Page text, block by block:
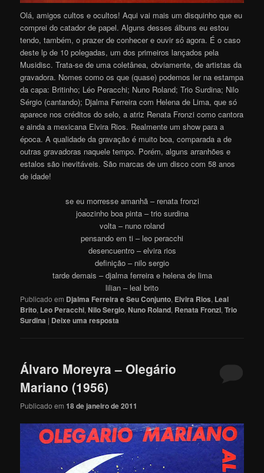
Olá, amigos cultos e ocultos! Aqui vai mais um disquinho que eu
comprei do catador de papel. Alguns desses álbuns eu estou
tendo, também, o prazer de conhecer e ouvir só agora. É o caso
deste lp de 10 polegadas, um dos primeiros lançados pela
Musidisc. Trata-se de uma coletânea, obviamente, de artistas da
gravadora. Nomes como os que (quase) podemos ler na estampa
da capa: Britinho; Léo Peracchi; Nuno Roland; Trio Surdina; Nilo
Sérgio (cantando); Djalma Ferreira com Helena de Lima, que só
aparece nos créditos do selo, a atriz Renata Fronzi como cantora
e ainda a mexicana Elvira Rios. Realmente um show para a
época. A qualidade da gravação é muito boa, comparada a de
outras gravadoras naquele tempo. Porém, alguns arranhões e
estalos são inevitáveis. São marcas de um disco com 58 anos
de idade!
se eu morresse amanhã – renata fronzi
joaozinho boa pinta – trio surdina
volta – nuno roland
pensando em ti – leo peracchi
desencuentro – elvira rios
definição – nilo sergio
tarde demais – djalma ferreira e helena de lima
lilian – leal brito
Publicado em Djalma Ferreira e Seu Conjunto, Elvira Rios, Leal
Brito, Leo Peracchi,Nilo Sergio,Nuno Roland, Renata Fronzi,Trio
Surdina | Deixe uma resposta
Álvaro Moreyra – Olegário
Mariano (1956)
Publicado em18 de janeiro de 2011